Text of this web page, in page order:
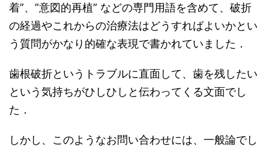
着”、”意図的再植” などの専門用語を含めて、破折
の経過やこれからの治療法はどうすればよいかとい
う質問がかなり的確な表現で書かれていました．
歯根破折というトラブルに直面して、歯を残したい
という気持ちがひしひしと伝わってくる文面でし
た．
しかし、このようなお問い合わせには、一般論でし